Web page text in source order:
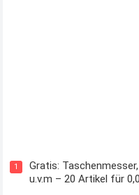
1
Gratis:
u.v.m – 20 Artikel für